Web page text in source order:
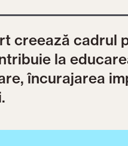
creează cadrul
la
încurajarea